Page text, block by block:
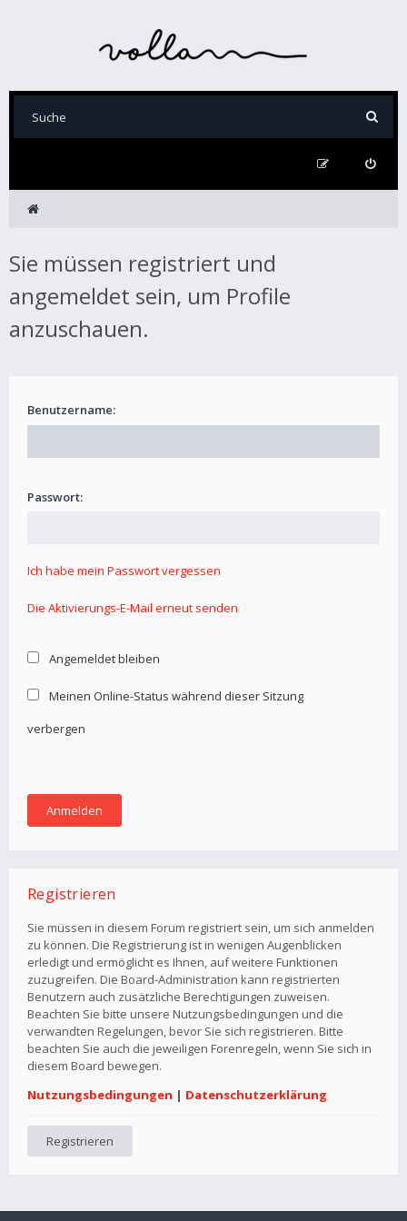
Sie müssen registriert und
angemeldet sein, um Profile
anzuschauen.
Benutzername:
Passwort:
Ich habe mein Passwort vergessen
Die Aktivierungs-E-Mail erneut senden
Angemeldet bleiben
Meinen Online-Status während dieser Sitzung
verbergen
Registrieren
Sie müssen in diesem Forum registriert sein, um sich anmelden
zu können. Die Registrierung ist in wenigen Augenblicken
erledigt und ermöglicht es Ihnen, auf weitere Funktionen
zuzugreifen. Die Board-Administration kann registrierten
Benutzern auch zusätzliche Berechtigungen zuweisen.
Beachten Sie bitte unsere Nutzungsbedingungen und die
verwandten Regelungen, bevor Sie sich registrieren. Bitte
beachten Sie auch die jeweiligen Forenregeln, wenn Sie sich in
diesem Board bewegen.
Nutzungsbedingungen | Datenschutzerklärung
Registrieren